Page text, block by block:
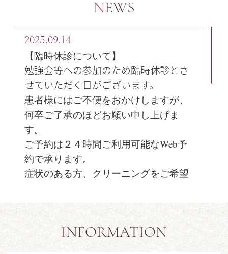
NEWS
2025.09.14
【臨時休診について】
勉強会等への参加のため臨時休診とさ
せていただく日がございます。
患者様にはご不便をおかけしますが、
何卒ご了承のほどお願い申し上げま
す。
ご予約は２４時間ご利用可能なWeb予
約で承ります。
症状のある方、クリーニングをご希望
初診・再診に関わらずお気軽にご利用
ください。
※一部、Web予約では承れない内容も
ございますのでご了承ください。
INFORMATION